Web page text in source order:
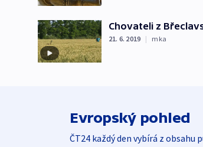
Chovateli z
21. 6. 2019 | mka
Evropský pohled
ČT24 každý den vybírá z